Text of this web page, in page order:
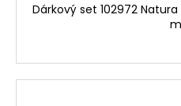
Dárkový set 102972